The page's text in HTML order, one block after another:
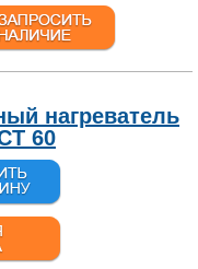
нагреватель
60